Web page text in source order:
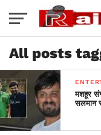
All posts
मशहूर
सलमान